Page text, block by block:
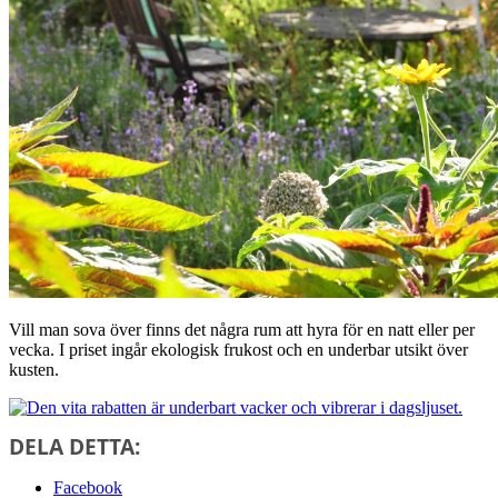
Vill man sova över finns det några rum att hyra för en natt eller per
vecka. I priset ingår ekologisk frukost och en underbar utsikt över
kusten.
DELA DETTA:
Facebook